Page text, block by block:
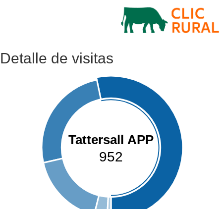
Detalle de visitas
Tattersall APP
952